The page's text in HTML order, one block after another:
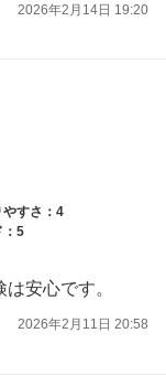
2026年2月14日 19:20
やすさ：4
：5
安心です。
2026年2月11日 20:58